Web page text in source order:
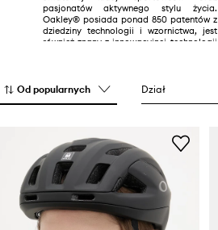
pasjonatów aktywnego stylu życia.
Oakley® posiada ponad 850 patentów z
dziedziny technologii i wzornictwa, jest
również znany z innowacyjnej technologii
okularów jak Holbrook czy Frogskins
stało się kultowymi modelami. Oakley to
stylem życia, pasją, wypoczynkiem lub
zajmują się nim wyczynowo. To marka
stworzona dla wszystkich największych
sportowców, którzy inspirują jej
innowacyjność, testują i używają
produkty Oakley® w drodze na podium.
Od popularnych Dział